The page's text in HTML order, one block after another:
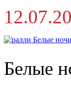
Белые